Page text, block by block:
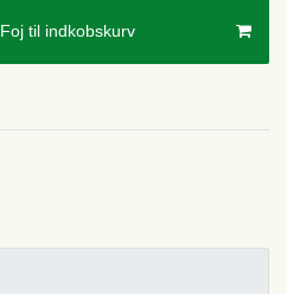
Foj til indkobskurv